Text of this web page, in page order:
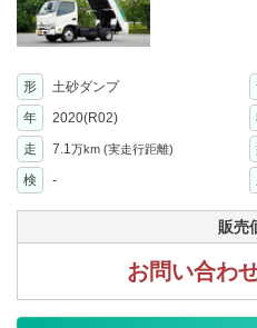
形 土砂ダンプ
年
2020(R02)
走 7.1万km (実走行距離)
検
-
販売
お問い合わ